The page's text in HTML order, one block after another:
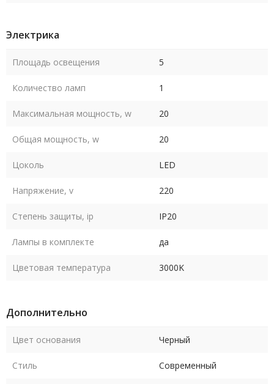
Электрика
Площадь освещения 5
Количество ламп 1
Максимальная мощность, w 20
Общая мощность, w 20
Цоколь LED
Напряжение, v 220
Степень защиты, ip IP20
Лампы в комплекте да
Цветовая температура 3000K
Дополнительно
Цвет основания Черный
Стиль Современный